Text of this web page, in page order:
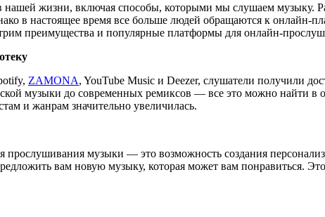
нашей жизни, включая способы, которыми мы слушаем
в настоящее время все больше людей обращаются к онлайн-
преимущества и популярные платформы для онлайн-
ZAMONA, YouTube Music и Deezer, слушатели получили
музыки до современных ремиксов — все это можно найти в
и жанрам значительно увеличилась.
музыки — это возможность создания
вам новую музыку, которая может вам понравиться.